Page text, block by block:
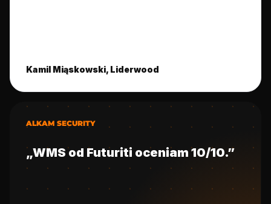
Kamil Miąskowski, Liderwood
ALKAM SECURITY
„WMS od Futuriti oceniam 10/10.”